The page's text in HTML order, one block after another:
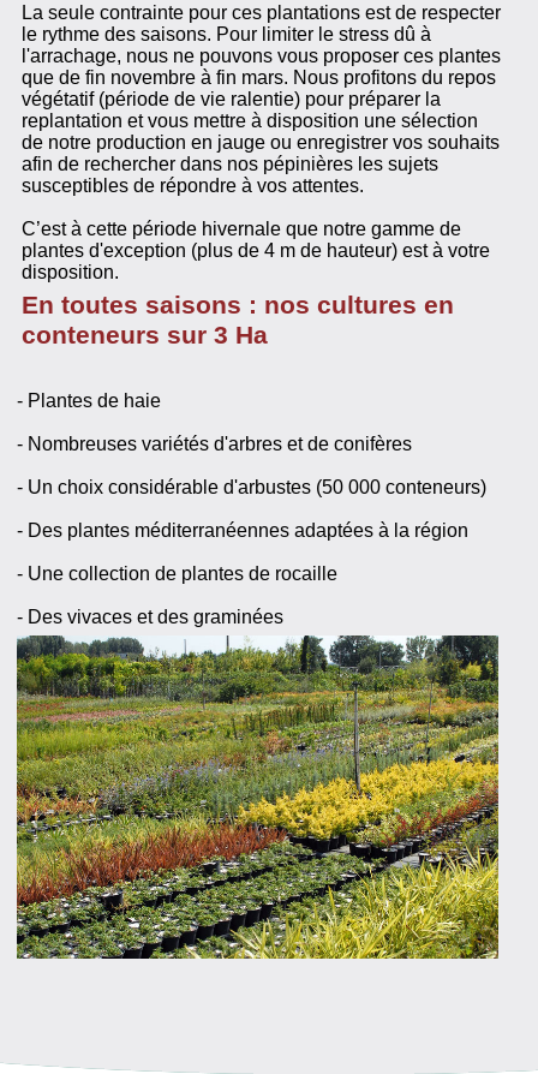
La seule contrainte pour ces plantations est de respecter
le rythme des saisons. Pour limiter le stress dû à
l'arrachage, nous ne pouvons vous proposer ces plantes
que de fin novembre à fin mars. Nous profitons du repos
végétatif (période de vie ralentie) pour préparer la
replantation et vous mettre à disposition une sélection
de notre production en jauge ou enregistrer vos souhaits
afin de rechercher dans nos pépinières les sujets
susceptibles de répondre à vos attentes.
C’est à cette période hivernale que notre gamme de
plantes d'exception (plus de 4 m de hauteur) est à votre
disposition.
En toutes saisons : nos cultures en
conteneurs sur 3 Ha
- Plantes de haie
- Nombreuses variétés d'arbres et de conifères
- Un choix considérable d'arbustes (50 000 conteneurs)
- Des plantes méditerranéennes adaptées à la région
- Une collection de plantes de rocaille
- Des vivaces et des graminées